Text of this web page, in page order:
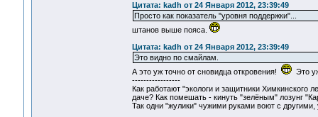
Цитата: kadh от 24 Января 2012, 23:39:49
Просто как показатель "уровня поддержки"...
штанов выше пояса.
Цитата: kadh от 24 Января 2012, 23:39:49
Это видно по смайлам.
А это уж точно от сновидца откровения!
Это
-----------------
Как работают "экологи и защитники Химкинского
даче? Как помешать - кинуть "зелёным" лозунг
Так одни "жулики" чужими руками воют с